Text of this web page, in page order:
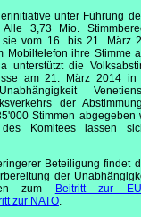
unter Führung
3,73 Mio.
sie vom 16. bis21. März
Mobiltelefon ihre Stimme
unterstützt die
am21. März 2014 in
der
Stimmen abgegeben
Komitees lassen
Beteiligung findet
der
zum
Beitritt zur EU
zur NATO.